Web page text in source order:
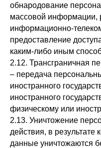
обнародование
массовой информации,
информационно-
предоставление
каким-либо иным
2.12. Трансграничная
– передача
иностранного
иностранного
физическому или
2.13. Уничтожение
действия, в
данные уничтожаются